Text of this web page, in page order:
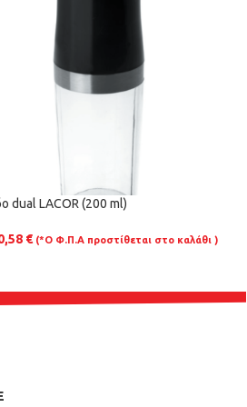
dual LACOR (200 ml)
€ (*Ο Φ.Π.Α προστίθεται στο καλάθι )